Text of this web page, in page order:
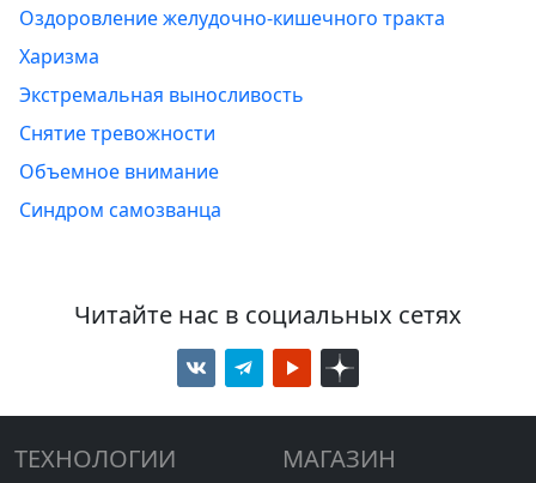
Оздоровление желудочно-кишечного тракта
Харизма
Экстремальная выносливость
Снятие тревожности
Объемное внимание
Синдром самозванца
Читайте нас в социальных сетях
ТЕХНОЛОГИИ МАГАЗИН